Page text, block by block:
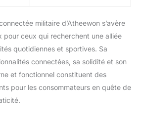
qualité du sommeil. Grâce à
l'application "GloryFit", vous
informations détaillées sur
votre état de santé quotidien
et ajuster intelligemment
votre mode de vie pour
améliorer votre bien-être. De
militaire d’Atheewon s’avère
pour ceux qui recherchent une alliée
quotidiennes et sportives. Sa
connectées, sa solidité et son
et fonctionnel constituent des
pour les consommateurs en quête de